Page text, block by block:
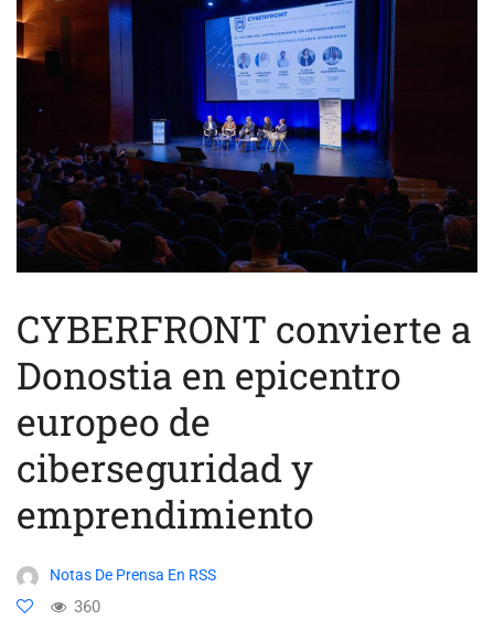
CYBERFRONT convierte a
Donostia en epicentro
europeo de
ciberseguridad y
emprendimiento
Notas De Prensa En RSS
360